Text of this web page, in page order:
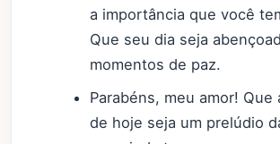
a importância que você
Que seu dia seja
momentos de paz.
Parabéns, meu amor! Que
de hoje seja um prelúdio